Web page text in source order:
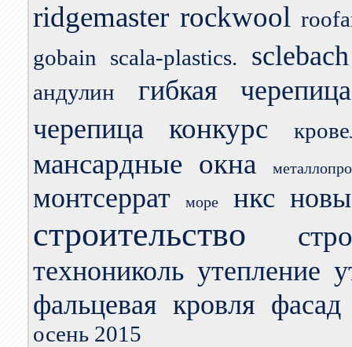
ridgemaster rockwool
gobain
scala-plastics. sclebach
андулин
гибкая черепица
черепица
конкурс
мансардные окна
монтсеррат море нкс
строительство
технониколь утепление
фальцевая кровля фасад
осень 2015